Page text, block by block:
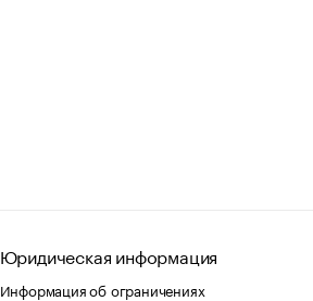
Юридическая информация
Информация об ограничениях